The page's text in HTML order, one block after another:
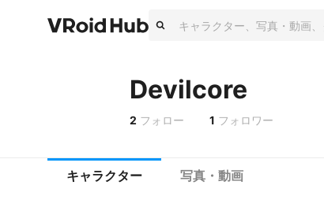
Devilcore
2 フォロー 1 フォロワー
キャラクター 写真・動画